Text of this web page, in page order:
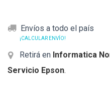
Envíos a todo el país
¡CALCULAR ENVÍO!
Retirá en Informatica
Servicio Epson.